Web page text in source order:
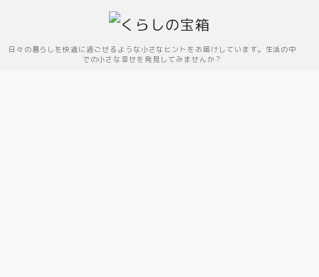
日々の暮らしを快適に過ごせるような小さなヒントをお届けしています。生活の中
での小さな幸せを発見してみませんか？